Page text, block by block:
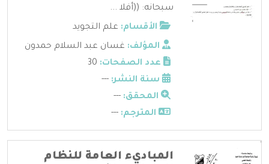
سبحانه: ((أفلا ...
الأقسام: علم التجويد
المؤلف: غسان عبد السلام حمدون
عدد الصفحات:
سنة النشر: ---
المحقق: ---
المترجم: ---
المباديء العامة للنظام